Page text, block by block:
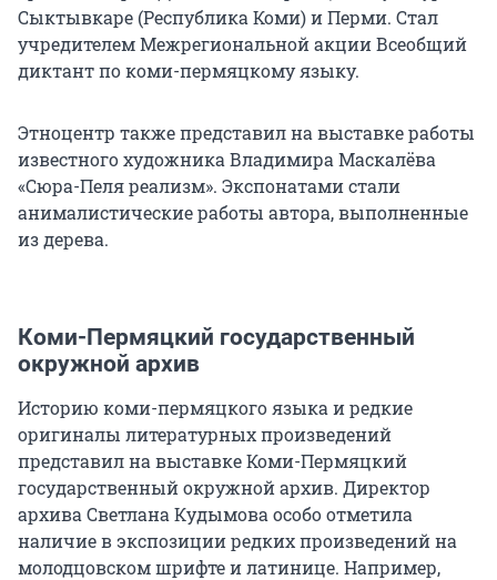
Сыктывкаре (Республика Коми) и Перми. Стал
учредителем Межрегиональной акции Всеобщий
диктант по коми-пермяцкому языку.
Этноцентр также представил на выставке работы
известного художника Владимира Маскалёва
«Сюра-Пеля реализм». Экспонатами стали
анималистические работы автора, выполненные
из дерева.
Коми-Пермяцкий государственный
окружной архив
Историю коми-пермяцкого языка и редкие
оригиналы литературных произведений
представил на выставке Коми-Пермяцкий
государственный окружной архив. Директор
архива Светлана Кудымова особо отметила
наличие в экспозиции редких произведений на
молодцовском шрифте и латинице. Например,